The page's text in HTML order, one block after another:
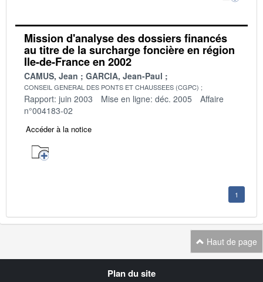
Mission d'analyse des dossiers financés
au titre de la surcharge foncière en région
Ile-de-France en 2002
CAMUS, Jean GARCIA, Jean-Paul
CONSEIL GENERAL DES PONTS ET CHAUSSEES (CGPC)
Rapport: juin 2003 Mise en ligne: déc. 2005
Affaire
n°004183-02
Accéder à la notice
1
Haut de page
Plan du site